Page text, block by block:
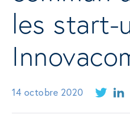
les start-
14 octobre 2020